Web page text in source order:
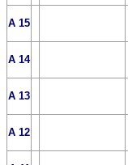
A 15
A 14
A 13
A 12